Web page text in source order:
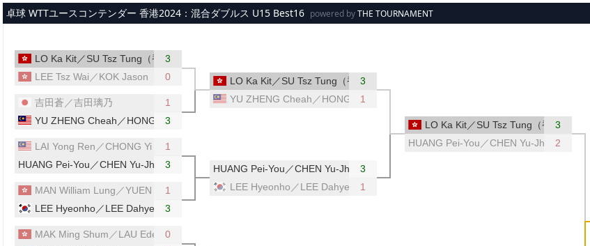
メインコンテンツへスキップ
卓球 WTTユースコンテンダー 香港2024：混合ダブルス U15 Best16 powered byTHE TOURNAMENT
LO Ka Kit／SU Tsz Tung（香港）
3
LEE Tsz Wai／KOK Jason（香港）
0
吉田蒼／吉田璃乃
1
YU ZHENG Cheah／HONG YU Tey（マレーシア）
3
LAI Yong Ren／CHONG Yi Hang（マレーシア）
1
HUANG Pei-You／CHEN Yu-Jhen（台湾）
3
MAN William Lung／YUEN Sum Lok（香港）
1
LEE Hyeonho／LEE Dahye（韓国）
3
MAK Ming Shum／LAU Eden（香港）
0
LO Ka Kit／SU Tsz Tung（香港）
3
YU ZHENG Cheah／HONG YU Tey（マレーシア）
1
HUANG Pei-You／CHEN Yu-Jhen（台湾）
3
LEE Hyeonho／LEE Dahye（韓国）
1
LO Ka Kit／SU Tsz Tung（香港）
3
HUANG Pei-You／CHEN Yu-Jhen（台湾）
2